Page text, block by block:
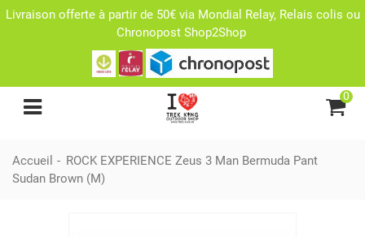
Livraison offerte à partir de 50€ via Mondial Relay, Relais colis ou
Chronopost Shop2Shop
0
Accueil - ROCK EXPERIENCE Zeus 3 Man Bermuda Pant
Sudan Brown (M)